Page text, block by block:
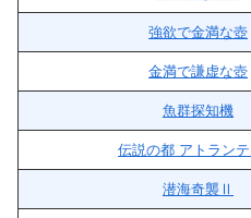
強欲で金満な壺
金満で謙虚な壺
魚群探知機
伝説の都 アトランテ
潜海奇襲Ⅱ